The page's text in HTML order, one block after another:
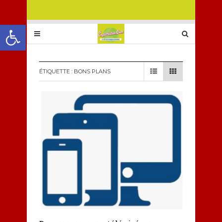
Ouvrir la barre d’outils
ÉTIQUETTE : BONS PLANS